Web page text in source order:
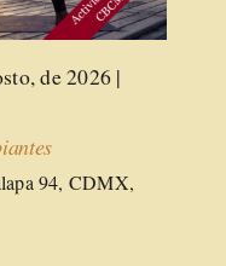
de 2026 |
94, CDMX,